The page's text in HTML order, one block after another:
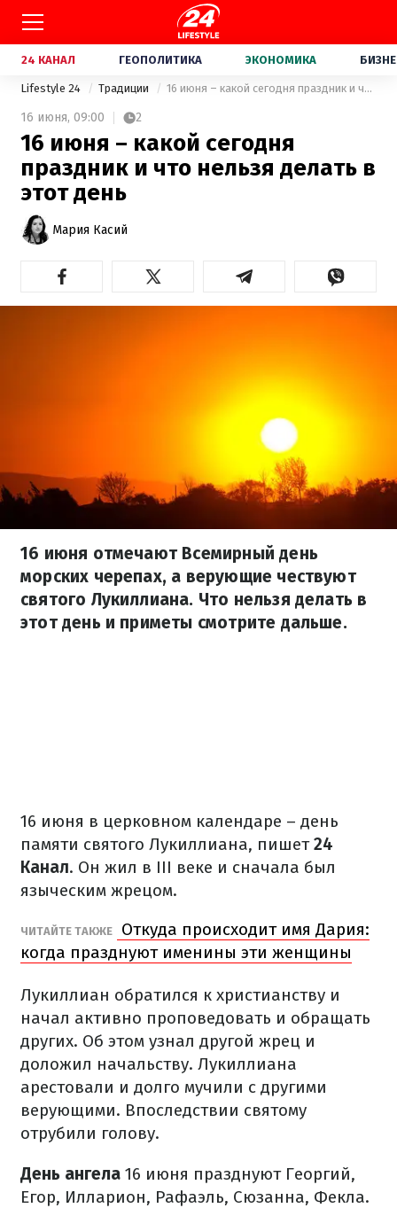
24 КАНАЛ ГЕОПОЛИТИКА ЭКОНОМИКА
Lifestyle 24 Традиции 16 июня – какой сегодня праздник и что нельзя делать в этот день
16 июня, 09:00 2
16 июня – какой сегодня
праздник и что нельзя делать в
этот день
Мария Касий
16 июня отмечают Всемирный день
морских черепах, а верующие чествуют
святого Лукиллиана. Что нельзя делать в
этот день и приметы смотрите дальше.
16 июня в церковном календаре – день
памяти святого Лукиллиана, пишет24
Канал. Он жил в III веке и сначала был
языческим жрецом.
ЧИТАЙТЕ ТАКЖЕ
Откуда происходит имя Дария:
когда празднуют именины эти женщины
Лукиллиан обратился к христианству и
начал активно проповедовать и обращать
других. Об этом узнал другой жрец и
доложил начальству. Лукиллиана
арестовали и долго мучили с другими
верующими. Впоследствии святому
отрубили голову.
День ангела 16 июня празднуют Георгий,
Егор, Илларион, Рафаэль, Сюзанна, Фекла.